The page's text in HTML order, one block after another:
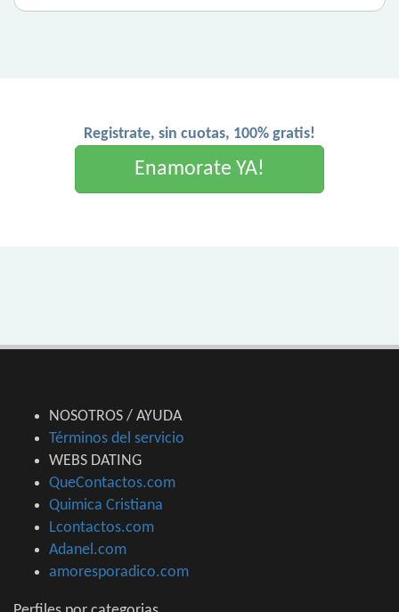
Registrate, sin cuotas, 100% gratis!
Enamorate YA!
NOSOTROS / AYUDA
Términos del servicio
WEBS DATING
QueContactos.com
Quimica Cristiana
Lcontactos.com
Adanel.com
amoresporadico.com